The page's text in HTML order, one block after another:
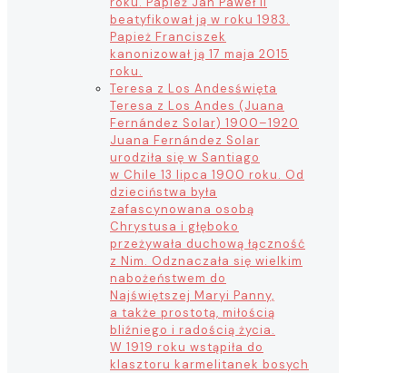
beatyfikował ją w roku 1983.
Papież Franciszek
kanonizował ją 17 maja 2015
roku.
Teresa z Los Andesświęta
Teresa z Los Andes (Juana
Fernández Solar) 1900–1920
Juana Fernández Solar
urodziła się w Santiago
w Chile 13 lipca 1900 roku. Od
dzieciństwa była
zafascynowana osobą
Chrystusa i głęboko
przeżywała duchową łączność
z Nim. Odznaczała się wielkim
nabożeństwem do
Najświętszej Maryi Panny,
a także prostotą, miłością
bliźniego i radością życia.
W 1919 roku wstąpiła do
klasztoru karmelitanek bosych